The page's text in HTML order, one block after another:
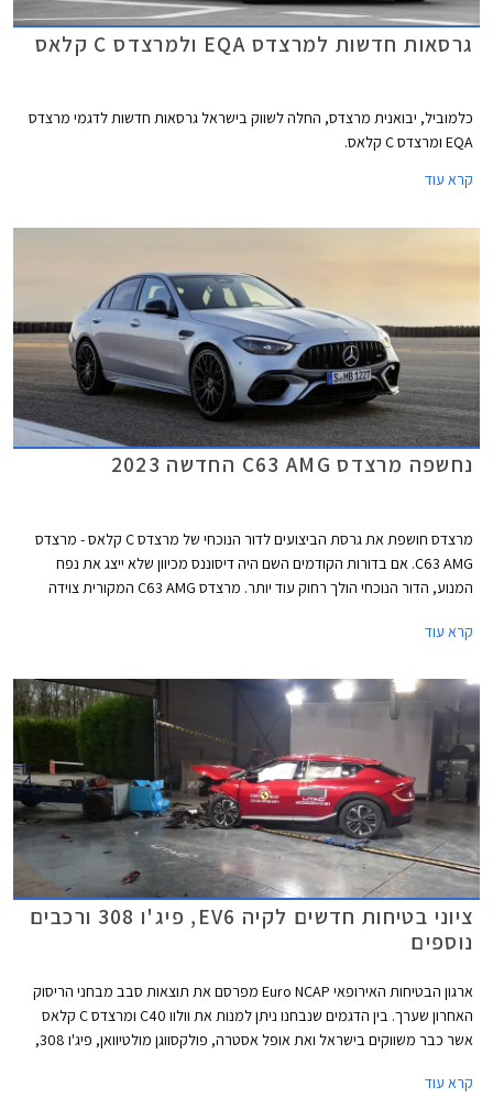
גרסאות חדשות למרצדס EQA ולמרצדס C קלאס
כלמוביל, יבואנית מרצדס, החלה לשווק בישראל גרסאות חדשות לדגמי מרצדס
EQA ומרצדס C קלאס.
קרא עוד
נחשפה מרצדס C63 AMG החדשה 2023
מרצדס חושפת את גרסת הביצועים לדור הנוכחי של מרצדס C קלאס - מרצדס
C63 AMG. אם בדורות הקודמים השם היה דיסוננס מכיוון שלא ייצג את נפח
המנוע, הדור הנוכחי הולך רחוק עוד יותר. מרצדס C63 AMG המקורית צוידה
מסוימת כראשון להצטייד במנוע טורבו עם 4 צילינדרים בלבד, ולטובת תוספת
מחץ מנוע חשמלי וסוללה נטענת שהופכים אותו למרצדס AMG PHEV הראשונה.
תיכף תגלו שמדובר ביחידת הנעה מרשימה במיוחד, אבל קשה מאוד שלא
להתגעגע לדורות היוצאים.
קרא עוד
ציוני בטיחות חדשים לקיה EV6, פיג'ו 308 ורכבים
נוספים
ארגון הבטיחות האירופאי Euro NCAP מפרסם את תוצאות סבב מבחני הריסוק
האחרון שערך. בין הדגמים שנבחנו ניתן למנות את וולוו C40 ומרצדס C קלאס
אשר כבר משווקים בישראל ואת אופל אסטרה, פולקסווגן מולטיוואן, פיג'ו 308,
קרא עוד